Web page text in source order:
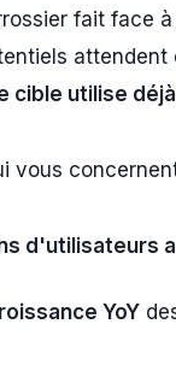
fait face
cible utilise
vous
d'utilisateurs
YoY